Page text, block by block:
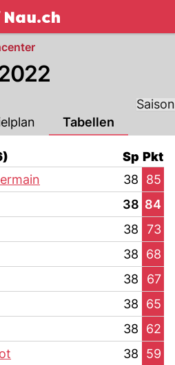
NAU.ch
Saison
Tabellen
Sp Pkt
38
85
38 84
38
73
38
68
38
67
38
65
38
62
38
59